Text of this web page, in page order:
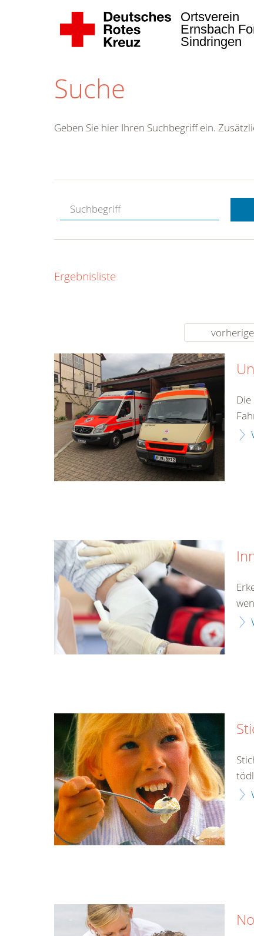
Ortsverein
Ernsbach
Sindringen
Suche
Hotline.
gerne.
rund
Geben Sie hier Ihren Suchbegriff ein.
Ergebnisliste
vorherige